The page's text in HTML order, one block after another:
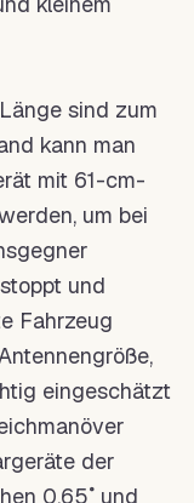
Länge sind zum
kann man
mit 61-cm-
um bei
und
Fahrzeug
eingeschätzt
der
0,65˚ und